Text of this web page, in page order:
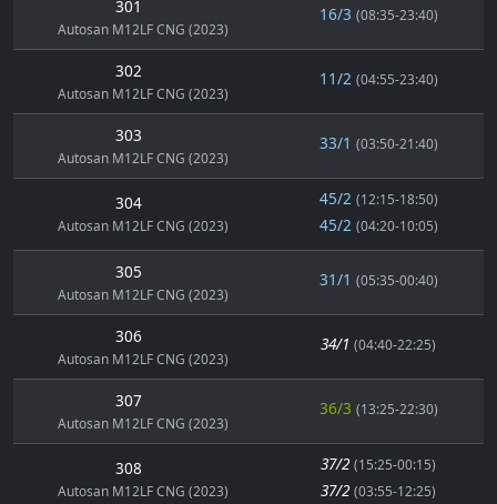
301
Autosan M12LF CNG (2023)
16/3 (08:35-23:40)
302
Autosan M12LF CNG (2023)
11/2 (04:55-23:40)
303
Autosan M12LF CNG (2023)
33/1 (03:50-21:40)
304
Autosan M12LF CNG (2023)
45/2 (12:15-18:50)
45/2 (04:20-10:05)
305
Autosan M12LF CNG (2023)
31/1 (05:35-00:40)
306
Autosan M12LF CNG (2023)
34/1 (04:40-22:25)
307
Autosan M12LF CNG (2023)
36/3 (13:25-22:30)
308
Autosan M12LF CNG (2023)
37/2 (15:25-00:15)
37/2 (03:55-12:25)